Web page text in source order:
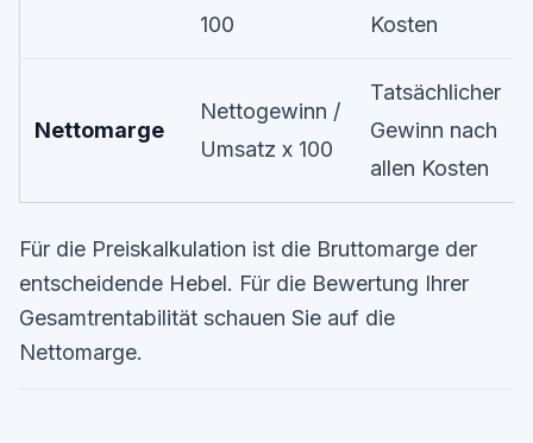
100
Kosten
Nettomarge
Nettogewinn /
Umsatz x 100
Tatsächlicher
Gewinn nach
allen Kosten
Für die Preiskalkulation ist die Bruttomarge der
entscheidende Hebel. Für die Bewertung Ihrer
Gesamtrentabilität schauen Sie auf die
Nettomarge.